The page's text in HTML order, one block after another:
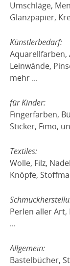
Umschläge,
Glanzpapier,
Künstlerbedarf:
Aquarellfarben,
Leinwände,
mehr ...
für Kinder:
Fingerfarben,
Sticker, Fimo,
Textiles:
Wolle, Filz,
Knöpfe,
Perlen aller Art,
...
Allgemein:
Bastelbücher,